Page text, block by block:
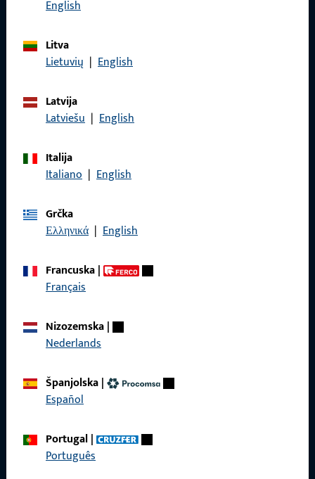
English
Litva
Lietuvių | English
Latvija
Latviešu | English
Italija
Italiano | English
Grčka
Ελληνικά | English
Francuska|
Français
Nizozemska|
Nederlands
Španjolska|
Español
Portugal|
Português
Impressum
Opći uvjeti poslovanja